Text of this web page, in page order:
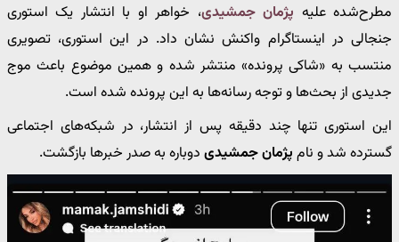
مطرح‌شده علیه پژمان جمشیدی، خواهر او با انتشار یک استوری
جنجالی در اینستاگرام واکنش نشان داد. در این استوری، تصویری
منتسب به «شاکی پرونده» منتشر شده و همین موضوع باعث موج
جدیدی از بحث‌ها و توجه رسانه‌ها به این پرونده شده است.
این استوری تنها چند دقیقه پس از انتشار، در شبکه‌های اجتماعی
گسترده شد و نام پژمان جمشیدی دوباره به صدر خبرها بازگشت.